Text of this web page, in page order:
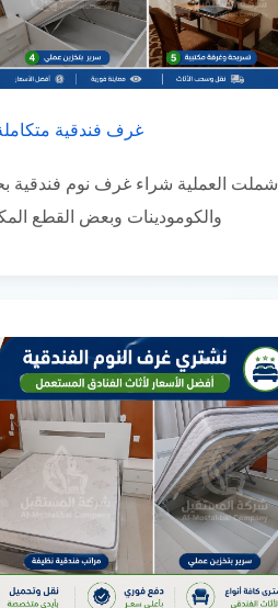
غرف فندقية
شملت العملية شراء غرف نوم فندقية
والكومودينات وبعض القطع